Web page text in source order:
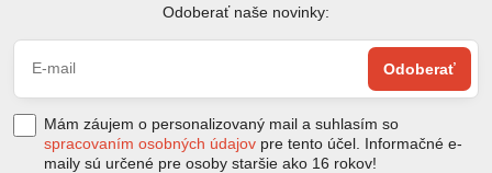
Odoberať naše novinky:
Odoberať
Mám záujem o personalizovaný mail a suhlasím so
spracovaním osobných údajov pre tento účel. Informačné e-
maily sú určené pre osoby staršie ako 16 rokov!